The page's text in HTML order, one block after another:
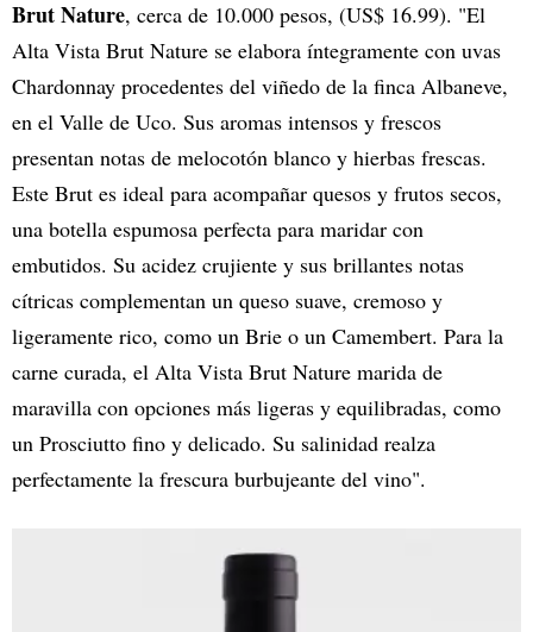
Brut Nature, cerca de 10.000 pesos, (US$ 16.99). "El
Alta Vista Brut Nature se elabora íntegramente con uvas
Chardonnay procedentes del viñedo de la finca Albaneve,
en el Valle de Uco. Sus aromas intensos y frescos
presentan notas de melocotón blanco y hierbas frescas.
Este Brut es ideal para acompañar quesos y frutos secos,
una botella espumosa perfecta para maridar con
embutidos. Su acidez crujiente y sus brillantes notas
cítricas complementan un queso suave, cremoso y
ligeramente rico, como un Brie o un Camembert. Para la
carne curada, el Alta Vista Brut Nature marida de
maravilla con opciones más ligeras y equilibradas, como
un Prosciutto fino y delicado. Su salinidad realza
perfectamente la frescura burbujeante del vino".